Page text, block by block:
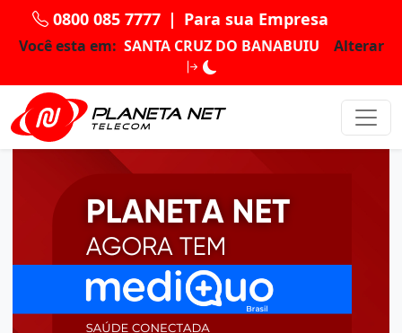
0800 085 7777 | Para sua Empresa
Você esta em: SANTA CRUZ DO BANABUIU Alterar